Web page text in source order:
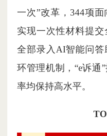
一次”改革，344项
实现一次性材料提
全部录入AI智能问答
环管理机制，“e诉通
率均保持高水平。